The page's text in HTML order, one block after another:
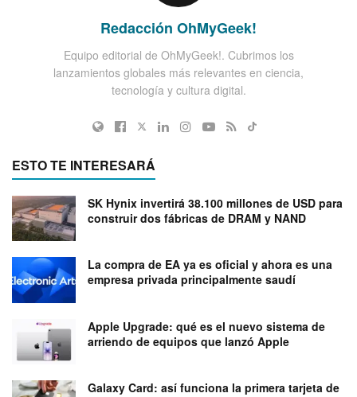
Redacción OhMyGeek!
Equipo editorial de OhMyGeek!. Cubrimos los
lanzamientos globales más relevantes en ciencia,
tecnología y cultura digital.
ESTO TE INTERESARÁ
SK Hynix invertirá 38.100 millones de USD para
construir dos fábricas de DRAM y NAND
La compra de EA ya es oficial y ahora es una
empresa privada principalmente saudí
Apple Upgrade: qué es el nuevo sistema de
arriendo de equipos que lanzó Apple
Galaxy Card: así funciona la primera tarjeta de